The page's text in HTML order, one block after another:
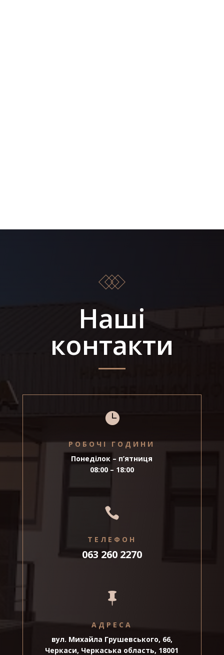
Наші
контакти

РОБОЧІ ГОДИНИ
Понеділок – п’ятниця
08:00 – 18:00

ТЕЛЕФОН
063 260 2270

АДРЕСА
вул. Михайла Грушевського, 66,
Черкаси, Черкаська область, 18001